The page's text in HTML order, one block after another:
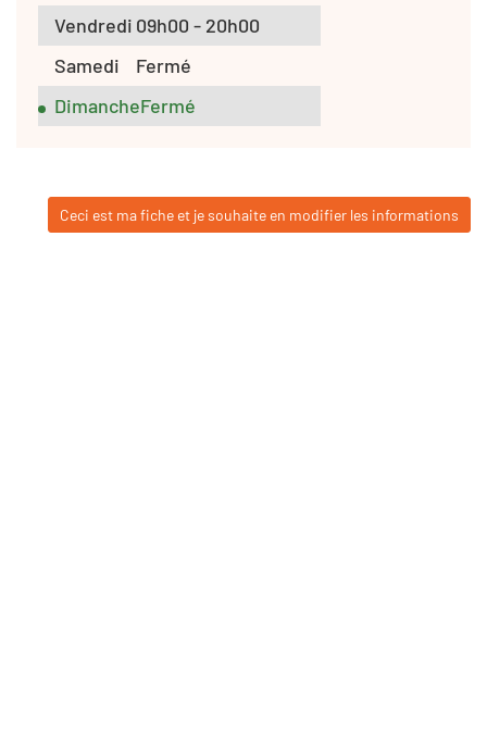
Vendredi 09h00 - 20h00
Samedi
Fermé
DimancheFermé
Ceci est ma fiche et je souhaite en modifier les informations